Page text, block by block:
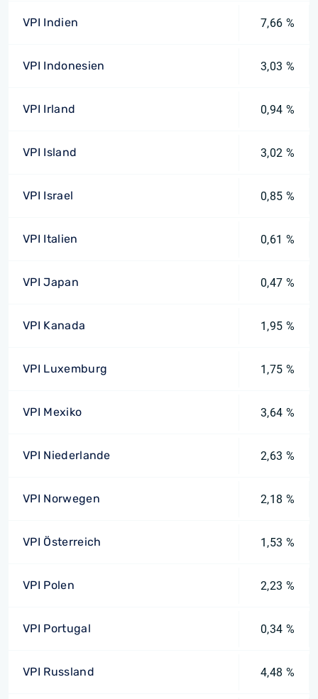
VPI Indien 7,66 %
VPI Indonesien 3,03 %
VPI Irland 0,94 %
VPI Island 3,02 %
VPI Israel 0,85 %
VPI Italien 0,61 %
VPI Japan 0,47 %
VPI Kanada 1,95 %
VPI Luxemburg 1,75 %
VPI Mexiko 3,64 %
VPI Niederlande 2,63 %
VPI Norwegen 2,18 %
VPI Österreich 1,53 %
VPI Polen 2,23 %
VPI Portugal 0,34 %
VPI Russland 4,48 %